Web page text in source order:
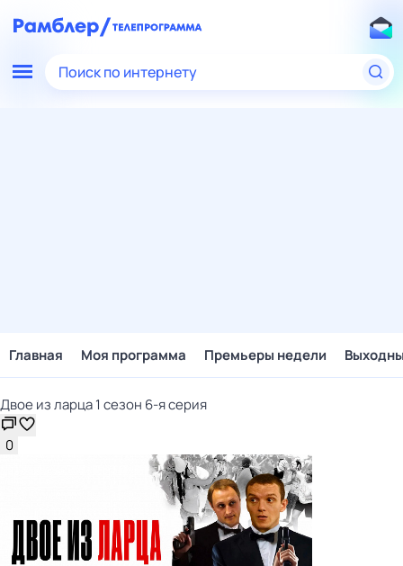
Поиск по интернету
Главная Моя программа Премьеры недели
Двое из ларца 1 сезон 6-я серия
0